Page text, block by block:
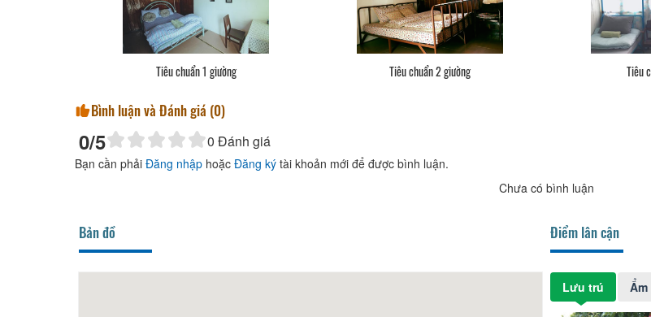
Tiêu chuẩn 1 giường Tiêu chuẩn 2 giường Tiêu
Bình luận và Đánh giá (0)
0/5 0 Đánh giá
Bạn cần phải Đăng nhập hoặc Đăng ký tài khoản mới để được bình luận.
Chưa có bình luận
Bản đồ Điểm lân cận
Lưu trú